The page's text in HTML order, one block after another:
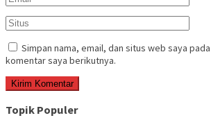
Simpan nama, email, dan situs web saya
komentar saya berikutnya.
Topik Populer